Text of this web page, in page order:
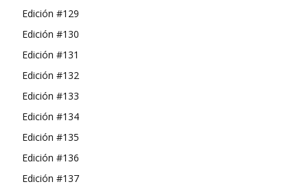
Edición #129
Edición #130
Edición #131
Edición #132
Edición #133
Edición #134
Edición #135
Edición #136
Edición #137